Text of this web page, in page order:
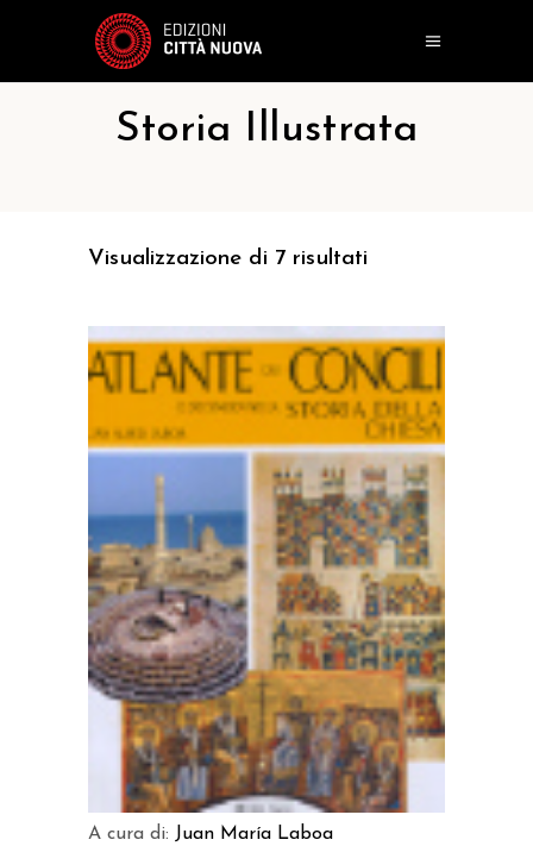
Storia Illustrata
Visualizzazione di 7 risultati
AGGIUNGI AL CARRELLO
A cura di: Juan María Laboa